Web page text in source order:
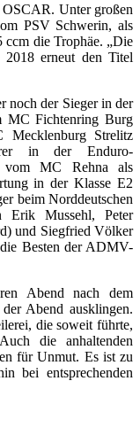
Unter großen
PSV Schwerin, als
ccm die Trophäe. „Die
erneut den Titel
noch der Sieger in der
MC Fichtenring Burg
Mecklenburg Strelitz
in der Enduro-
vom MC Rehna als
in der Klasse E2
beim Norddeutschen
Erik Mussehl, Peter
und Siegfried Völker
Besten der ADMV-
Abend nach dem
Abend ausklingen.
die soweit führte,
die anhaltenden
für Unmut. Es ist zu
bei entsprechenden